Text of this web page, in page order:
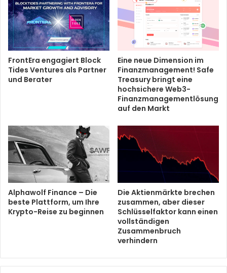
FrontEra engagiert Block
Tides Ventures als Partner
und Berater
Eine neue Dimension im
Finanzmanagement! Safe
Treasury bringt eine
hochsichere Web3-
Finanzmanagementlösung
auf den Markt
Alphawolf Finance – Die
beste Plattform, um Ihre
Krypto-Reise zu beginnen
Die Aktienmärkte brechen
zusammen, aber dieser
Schlüsselfaktor kann einen
vollständigen
Zusammenbruch
verhindern